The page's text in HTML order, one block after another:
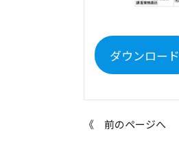
ダウンロード
《 前のページへ